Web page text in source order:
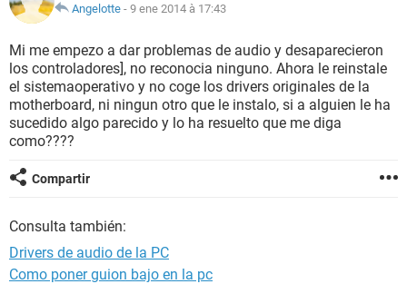
Angelotte - 9 ene 2014 à 17:43
Mi me empezo a dar problemas de audio y desaparecieron
los controladores], no reconocia ninguno. Ahora le reinstale
el sistemaoperativo y no coge los drivers originales de la
motherboard, ni ningun otro que le instalo, si a alguien le ha
sucedido algo parecido y lo ha resuelto que me diga
como????
Compartir
Consulta también:
Drivers de audio de la PC
Como poner guion bajo en la pc